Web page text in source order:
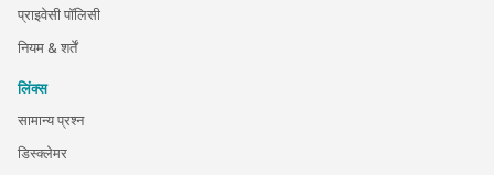
प्राइवेसी पॉलिसी
नियम & शर्तें
लिंक्स
सामान्य प्रश्न
डिस्क्लेमर